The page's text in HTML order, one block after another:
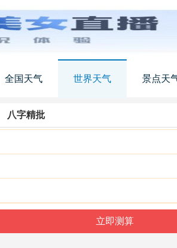
全国天气 世界天气 景点天
八字精批